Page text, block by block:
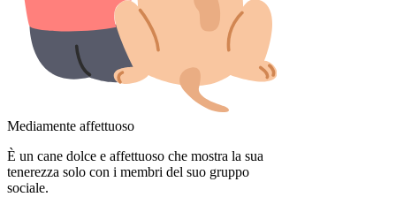
Mediamente affettuoso
È un cane dolce e affettuoso che mostra la sua
tenerezza solo con i membri del suo gruppo
sociale.